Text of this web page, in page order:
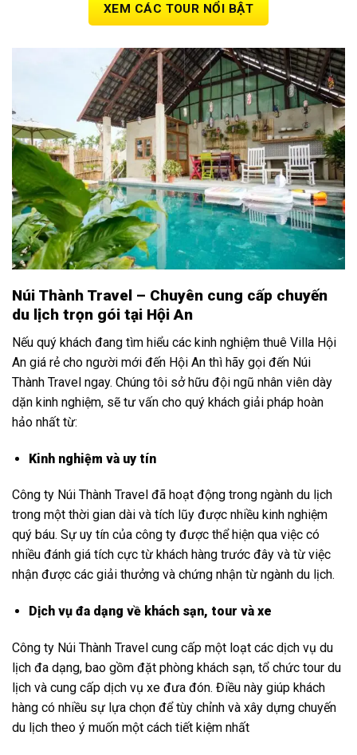
XEM CÁC TOUR NỔI BẬT
Núi Thành Travel – Chuyên cung cấp chuyến
du lịch trọn gói tại Hội An
Nếu quý khách đang tìm hiểu các kinh nghiệm thuê Villa Hội
An giá rẻ cho người mới đến Hội An thì hãy gọi đến Núi
Thành Travel ngay. Chúng tôi sở hữu đội ngũ nhân viên dày
dặn kinh nghiệm, sẽ tư vấn cho quý khách giải pháp hoàn
hảo nhất từ:
Kinh nghiệm và uy tín
Công ty Núi Thành Travel đã hoạt động trong ngành du lịch
trong một thời gian dài và tích lũy được nhiều kinh nghiệm
quý báu. Sự uy tín của công ty được thể hiện qua việc có
nhiều đánh giá tích cực từ khách hàng trước đây và từ việc
nhận được các giải thưởng và chứng nhận từ ngành du lịch.
Dịch vụ đa dạng về khách sạn, tour và xe
Công ty Núi Thành Travel cung cấp một loạt các dịch vụ du
lịch đa dạng, bao gồm đặt phòng khách sạn, tổ chức tour du
lịch và cung cấp dịch vụ xe đưa đón. Điều này giúp khách
hàng có nhiều sự lựa chọn để tùy chỉnh và xây dựng chuyến
du lịch theo ý muốn một cách tiết kiệm nhất